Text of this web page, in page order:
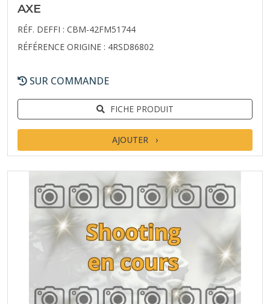
AXE
RÉF. DEFFI : CBM-42FM51744
RÉFÉRENCE ORIGINE : 4RSD86802
SUR COMMANDE
FICHE PRODUIT
AJOUTER